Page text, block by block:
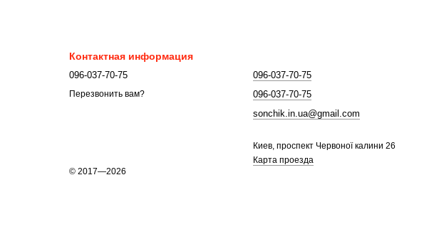
Контактная информация
096-037-70-75
Перезвонить вам?
096-037-70-75
096-037-70-75
sonchik.in.ua@gmail.com
Киев, проспект Червоної калини 26
Карта проезда
© 2017—2026